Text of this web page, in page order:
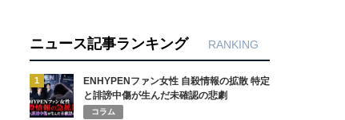
ニュース記事ランキング RANKING
1
ENHYPENファン女性 自殺情報の拡散 特定
と誹謗中傷が生んだ未確認の悲劇
コラム